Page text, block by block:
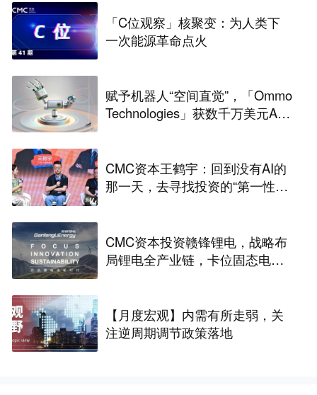
「C位观察」核聚变：为人类下
一次能源革命点火
赋予机器人“空间直觉”，「Ommo
Technologies」获数千万美元A轮
CMC资本王鹤宇：回到没有AI的
那一天，去寻找投资的“第一性原
CMC资本投资赣锋锂电，战略布
局锂电全产业链，卡位固态电池
【月度宏观】内需有所走弱，关
注逆周期调节政策落地